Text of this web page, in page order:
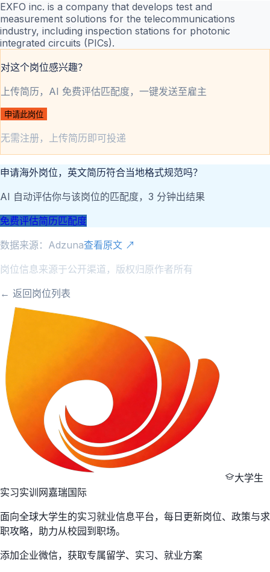
EXFO inc. is a company that develops test and
measurement solutions for the telecommunications
industry, including inspection stations for photonic
integrated circuits (PICs).
对这个岗位感兴趣？
上传简历，AI 免费评估匹配度，一键发送至雇主
申请此岗位
无需注册，上传简历即可投递
申请海外岗位，英文简历符合当地格式规范吗？
AI 自动评估你与该岗位的匹配度，3 分钟出结果
免费评估简历匹配度
数据来源： Adzuna查看原文 ↗
岗位信息来源于公开渠道，版权归原作者所有
← 返回岗位列表
大学生
实习实训网嘉瑞国际
面向全球大学生的实习就业信息平台，每日更新岗位、政策与求
职攻略，助力从校园到职场。
添加企业微信，获取专属留学、实习、就业方案